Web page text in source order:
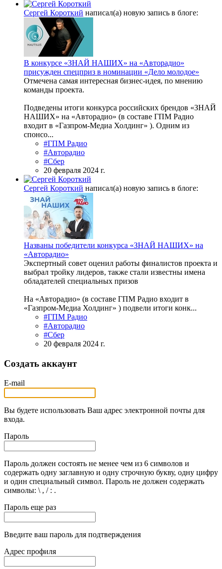
Сергей Короткий написал(а) новую запись в блоге:
В конкурсе «ЗНАЙ НАШИХ» на «Авторадио»
присужден спецприз в номинации «Дело молодое»
Отмечена самая интересная бизнес-идея, по мнению
команды проекта.
Подведены итоги конкурса российских брендов «ЗНАЙ
НАШИХ» на «Авторадио» (в составе ГПМ Радио
входит в «Газпром-Медиа Холдинг» ). Одним из
спонсо...
#ГПМ Радио
#Авторадио
#Сбер
20 февраля 2024 г.
Сергей Короткий написал(а) новую запись в блоге:
Названы победители конкурса «ЗНАЙ НАШИХ» на
«Авторадио»
Экспертный совет оценил работы финалистов проекта и
выбрал тройку лидеров, также стали известны имена
обладателей специальных призов
На «Авторадио» (в составе ГПМ Радио входит в
«Газпром-Медиа Холдинг» ) подвели итоги конк...
#ГПМ Радио
#Авторадио
#Сбер
20 февраля 2024 г.
Создать аккаунт
E-mail
Вы будете использовать Ваш адрес электронной почты для
входа.
Пароль
Пароль должен состоять не менее чем из 6 символов и
содержать одну заглавную и одну строчную букву, одну цифру
и один специальный символ. Пароль не должен содержать
символы: \ , / : .
Пароль еще раз
Введите ваш пароль для подтверждения
Адрес профиля